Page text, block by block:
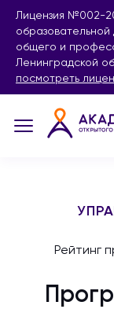
Лицензия №002-
общего и
Ленинградской
посмотреть
Рейтинг